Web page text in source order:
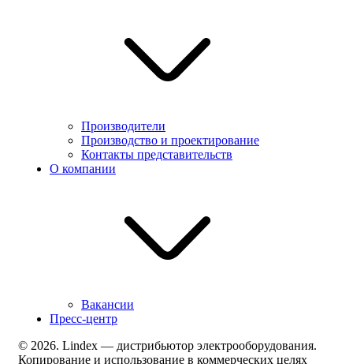
Производители
Производство и проектирование
Контакты представительств
О компании
Вакансии
Пресс-центр
© 2026. Lindex — дистрибьютор электрооборудования.
Копирование и использование в коммерческих целях